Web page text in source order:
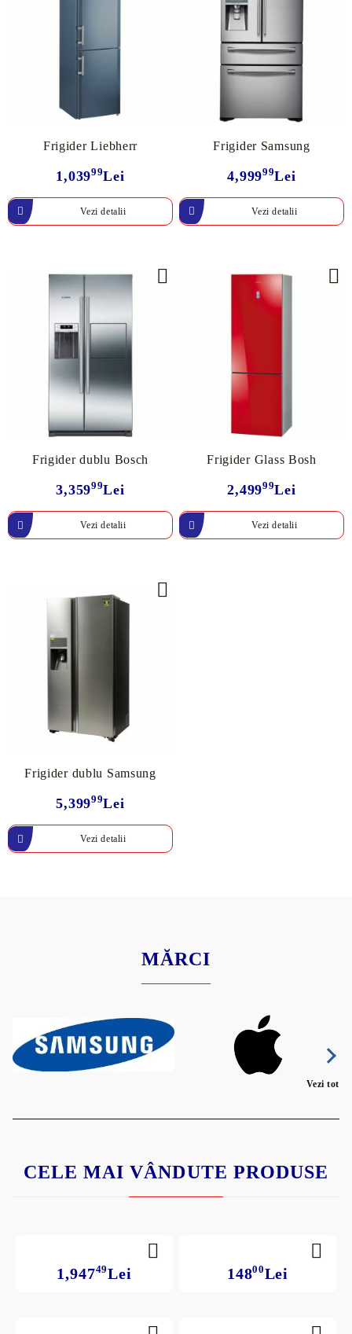
Frigider Liebherr
1,03999Lei
Vezi detalii
Frigider Samsung
4,99999Lei
Vezi detalii
Frigider dublu Bosch
3,35999Lei
Vezi detalii
Frigider Glass Bosh
2,49999Lei
Vezi detalii
Frigider dublu Samsung
5,39999Lei
Vezi detalii
MĂRCI
Vezi tot
CELE MAI VÂNDUTE PRODUSE
1,94749Lei 14800Lei